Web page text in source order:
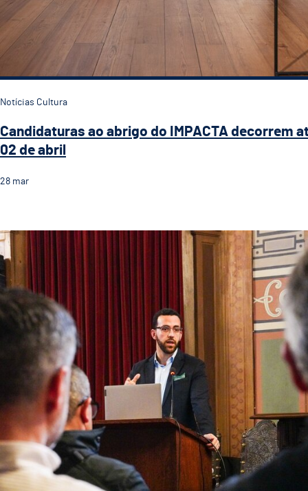
Notícias Cultura
Candidaturas ao abrigo do IMPACTA decorrem
02 de abril
28 mar
Plano Estratégico para a Cultura Guimarães